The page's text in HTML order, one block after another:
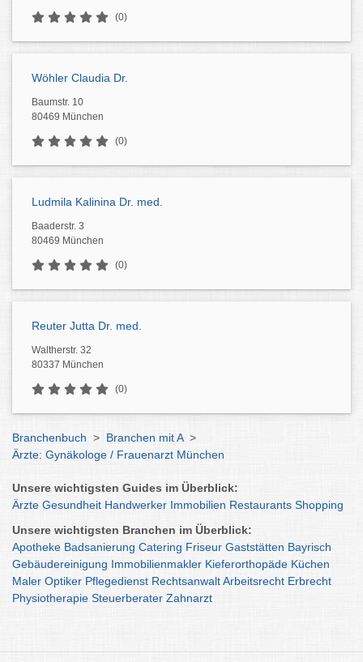
(0)
Wöhler Claudia Dr.
Baumstr. 10
80469 München
(0)
Ludmila Kalinina Dr. med.
Baaderstr. 3
80469 München
(0)
Reuter Jutta Dr. med.
Waltherstr. 32
80337 München
(0)
Branchenbuch > Branchen mit A >
Ärzte: Gynäkologe / Frauenarzt München
Unsere wichtigsten Guides im Überblick:
Ärzte Gesundheit Handwerker Immobilien Restaurants Shopping
Unsere wichtigsten Branchen im Überblick:
Apotheke Badsanierung Catering Friseur Gaststätten Bayrisch
Gebäudereinigung Immobilienmakler Kieferorthopäde Küchen
Maler Optiker Pflegedienst RechtsanwaltArbeitsrecht Erbrecht
Physiotherapie Steuerberater Zahnarzt